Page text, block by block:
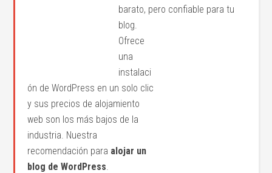
barato, pero confiable para tu
blog.
Ofrece
una
instalaci
ón de WordPress en un solo clic
y sus precios de alojamiento
web son los más bajos de la
industria. Nuestra
recomendación para alojar un
blog de WordPress.